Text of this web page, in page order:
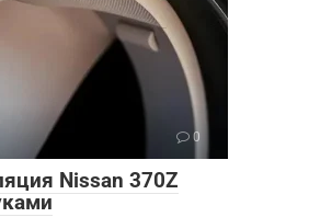
0
Nissan 370Z